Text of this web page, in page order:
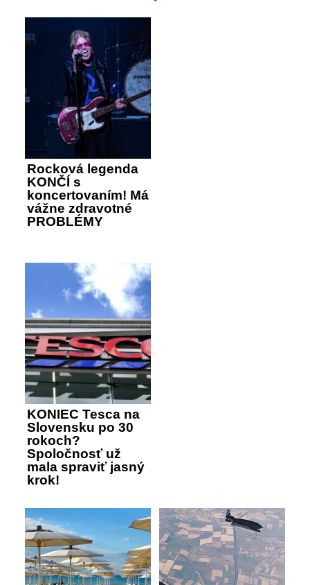
Rocková legenda
KONČÍ s
koncertovaním! Má
vážne zdravotné
PROBLÉMY
KONIEC Tesca na
Slovensku po 30
rokoch?
Spoločnosť už
mala spraviť jasný
krok!